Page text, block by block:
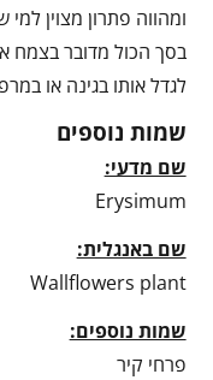
ומהווה פתרון מצוין
בסך הכול מדובר בצמח
לגדל אותו בגינה או
שמות נוספים
שם מדעי:
Erysimum
שם באנגלית:
Wallflowers plant
שמות נוספים:
פרחי קיר